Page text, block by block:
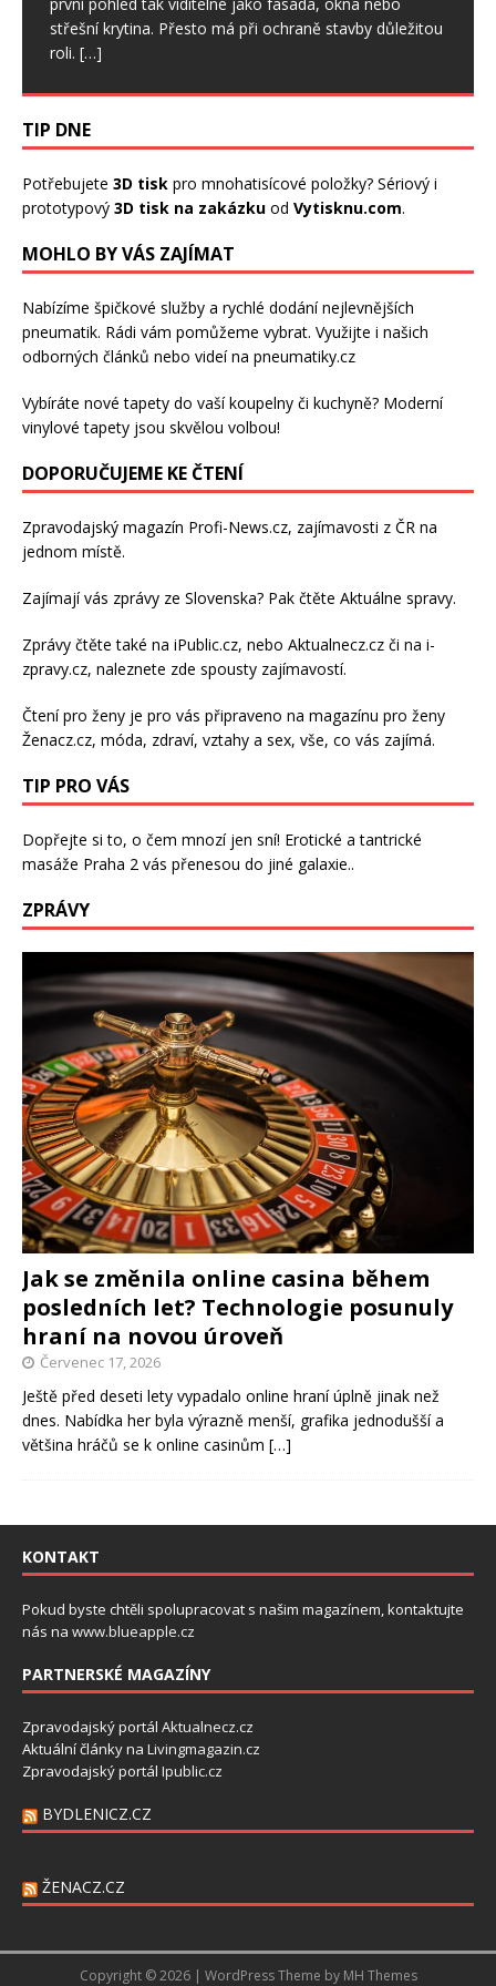
střešní krytina. Přesto má při ochraně stavby důležitou
roli. […]
výztužnou vrstvu i samotnou izolaci.[…]
TIP DNE
Potřebujete 3D tisk pro mnohatisícové položky? Sériový i
prototypový 3D tisk na zakázku od Vytisknu.com.
MOHLO BY VÁS ZAJÍMAT
Nabízíme špičkové služby a rychlé dodánínejlevnějších
pneumatik. Rádi vám pomůžeme vybrat. Využijte i našich
odborných článků nebo videí na pneumatiky.cz
Vybíráte nové tapety do vaší koupelny či kuchyně? Moderní
vinylové tapety jsou skvělou volbou!
DOPORUČUJEME KE ČTENÍ
Zpravodajský magazín Profi-News.cz, zajímavosti z ČR na
jednom místě.
Zajímají vás zprávy ze Slovenska? Pak čtěte Aktuálne spravy.
Zprávy čtěte také na iPublic.cz, nebo Aktualnecz.cz či na i-
zpravy.cz, naleznete zde spousty zajímavostí.
Čtení pro ženy je pro vás připraveno na magazínu pro ženy
Ženacz.cz, móda, zdraví, vztahy a sex, vše, co vás zajímá.
TIP PRO VÁS
Dopřejte si to, o čem mnozí jen sní! Erotické a tantrické
masáže Praha 2 vás přenesou do jiné galaxie..
ZPRÁVY
Jak se změnila online casina během
posledních let? Technologie posunuly
hraní na novou úroveň
Červenec 17, 2026
Ještě před deseti lety vypadalo online hraní úplně jinak než
dnes. Nabídka her byla výrazně menší, grafika jednodušší a
většina hráčů se k online casinům […]
KONTAKT
Pokud byste chtěli spolupracovat s našim magazínem, kontaktujte
nás na www.blueapple.cz
PARTNERSKÉ MAGAZÍNY
Zpravodajský portál Aktualnecz.cz
Aktuální články na Livingmagazin.cz
Zpravodajský portál Ipublic.cz
BYDLENICZ.CZ
ŽENACZ.CZ
Copyright © 2026 | WordPress Theme by MH Themes